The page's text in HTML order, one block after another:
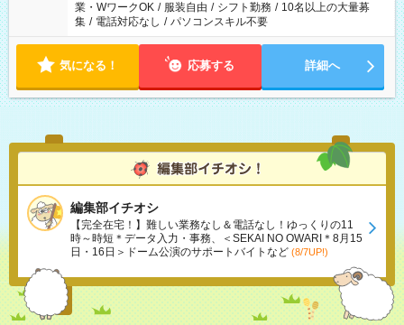
業・WワークOK / 服装自由 / シフト勤務 / 10名以上の大量募
集 / 電話対応なし / パソコンスキル不要
気になる！ 応募する 詳細へ
編集部イチオシ
【完全在宅！】難しい業務なし＆電話なし！ゆっくりの11
時～時短＊データ入力・事務、＜SEKAI NO OWARI＊8月15
日・16日＞ドーム公演のサポートバイトなど (8/7UP!)